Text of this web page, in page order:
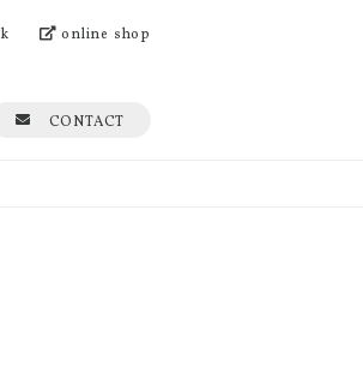
online shop
CONTACT